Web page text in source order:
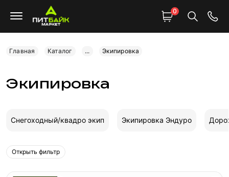
0
Главная Каталог ... Экипировка
Экипировка
Снегоходный/квадро экип Экипировка Эндуро
Открыть фильтр